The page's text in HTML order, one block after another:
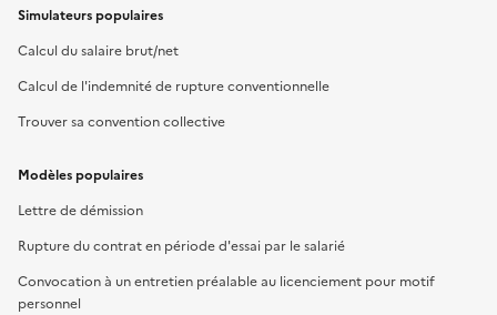
Simulateurs populaires
Calcul du salaire brut/net
Calcul de l'indemnité de rupture conventionnelle
Trouver sa convention collective
Modèles populaires
Lettre de démission
Rupture du contrat en période d'essai par le salarié
Convocation à un entretien préalable au licenciement pour motif
personnel